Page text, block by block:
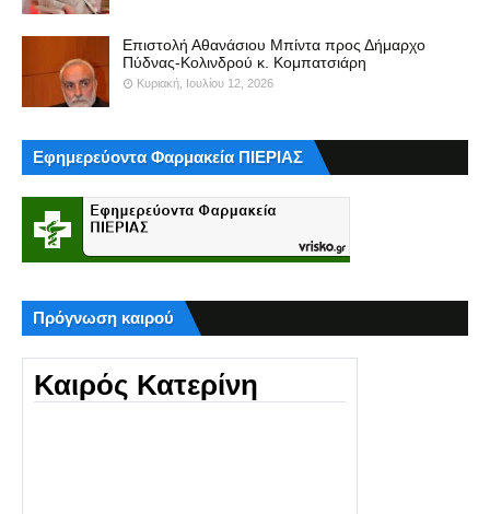
Επιστολή Αθανάσιου Μπίντα προς Δήμαρχο
Πύδνας-Κολινδρού κ. Κομπατσιάρη
Κυριακή, Ιουλίου 12, 2026
Εφημερεύοντα Φαρμακεία ΠΙΕΡΙΑΣ
Πρόγνωση καιρού
Καιρός Κατερίνη